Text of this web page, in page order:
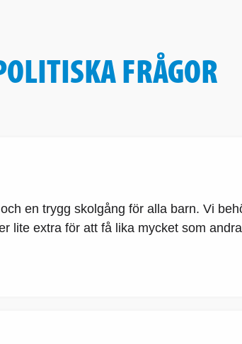
FRÅGOR
en trygg skolgång för alla barn. Vi
lite extra för att få lika mycket som